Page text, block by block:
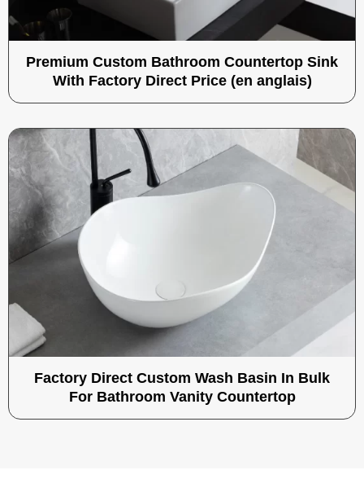
Premium Custom Bathroom Countertop Sink
With Factory Direct Price (en anglais)
Factory Direct Custom Wash Basin In Bulk
For Bathroom Vanity Countertop